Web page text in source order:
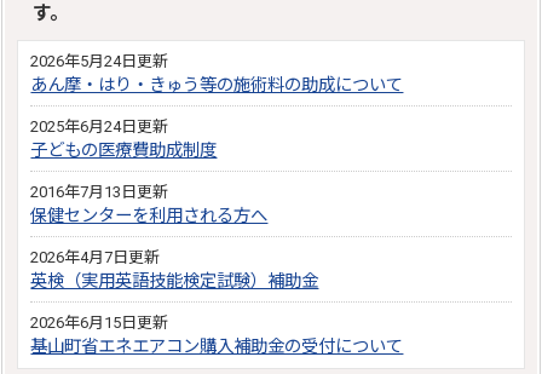
す。
2026年5月24日更新
あん摩・はり・きゅう等の施術料の助成について
2025年6月24日更新
子どもの医療費助成制度
2016年7月13日更新
保健センターを利用される方へ
2026年4月7日更新
英検（実用英語技能検定試験）補助金
2026年6月15日更新
基山町省エネエアコン購入補助金の受付について